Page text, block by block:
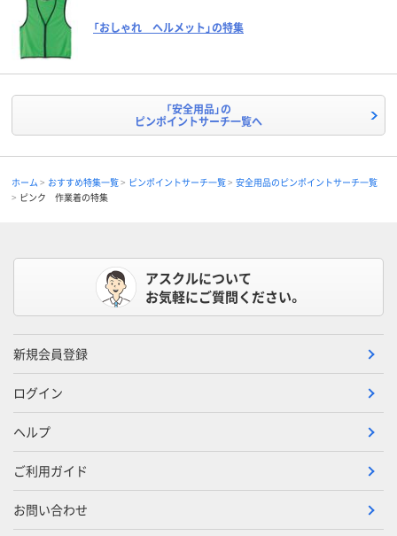
「おしゃれ ヘルメット」の特集
「安全用品」の
ピンポイントサーチ一覧へ
ホーム おすすめ特集一覧 ピンポイントサーチ一覧
安全用品のピンポイントサーチ一覧
ピンク 作業着の特集
アスクルについて
お気軽にご質問ください。
新規会員登録
ログイン
ヘルプ
ご利用ガイド
お問い合わせ